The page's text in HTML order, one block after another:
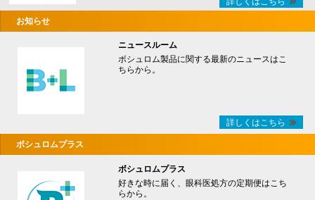
お知らせ
ニュースルーム
ボシュロム製品に関する最新のニュースはこ
ちらから。
詳しくはこちら
ボシュロムプラス
ボシュロムプラス
好きな時に届く、眼科医処方の定期便はこち
らから。